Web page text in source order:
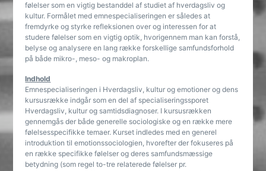
følelser som en vigtig bestanddel af studiet af hverdagsliv og
kultur. Formålet med emnespecialiseringen er således at
fremdyrke og styrke refleksionen over og interessen for at
studere følelser som en vigtig optik, hvorigennem man kan forstå,
belyse og analysere en lang række forskellige samfundsforhold
på både mikro-, meso- og makroplan.
Indhold
Emnespecialiseringen i Hverdagsliv, kultur og emotioner og dens
kursusrække indgår som en del af specialiseringssporet
Hverdagsliv, kultur og samtidsdiagnoser. I kursusrækken
gennemgås der både generelle sociologiske og en række mere
følelsesspecifikke temaer. Kurset indledes med en generel
introduktion til emotionssociologien, hvorefter der fokuseres på
en række specifikke følelser og deres samfundsmæssige
betydning (som regel to-tre relaterede følelser pr.